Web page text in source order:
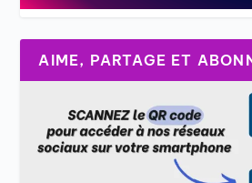
AIME, PARTAGE ET